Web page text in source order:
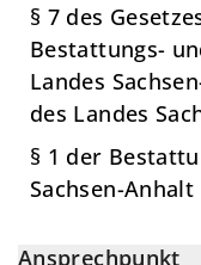
§ 7 des
Bestattungs-
Landes
des Landes
§ 1 der
Sachsen-Anhalt
Ansprechpunkt